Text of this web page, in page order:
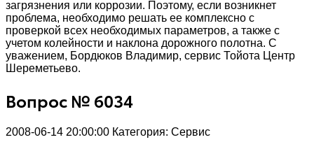
загрязнения или коррозии. Поэтому, если возникнет
проблема, необходимо решать ее комплексно с
проверкой всех необходимых параметров, а также с
учетом колейности и наклона дорожного полотна. С
уважением, Бордюков Владимир, сервис Тойота Центр
Шереметьево.
Вопрос № 6034
2008-06-14 20:00:00 Категория: Сервис